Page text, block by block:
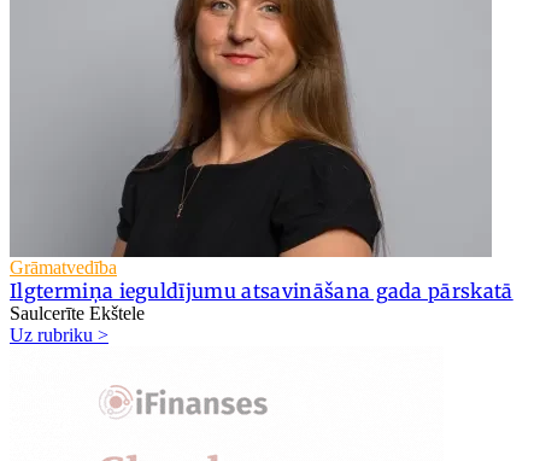
Grāmatvedība
Ilgtermiņa ieguldījumu atsavināšana gada pārskatā
Saulcerīte Ekštele
Uz rubriku >